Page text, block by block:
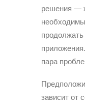
решения —
продолжать
пара
зависит от